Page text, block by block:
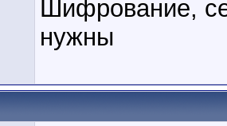
Шифрование,
нужны